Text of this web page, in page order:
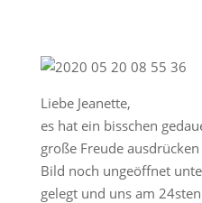
Liebe Jeanette,
es hat ein bisschen
große Freude
Bild noch ungeöffnet
gelegt und uns am